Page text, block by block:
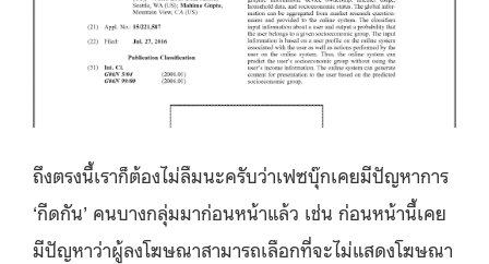
ถึงตรงนี้เราก็ต้องไม่ลืมนะครับว่าเฟซบุ๊กเคยมีปัญหาการ
‘กีดกัน’ คนบางกลุ่มมาก่อนหน้าแล้ว เช่น ก่อนหน้านี้เคย
มีปัญหาว่าผู้ลงโฆษณาสามารถเลือกที่จะไม่แสดงโฆษณา